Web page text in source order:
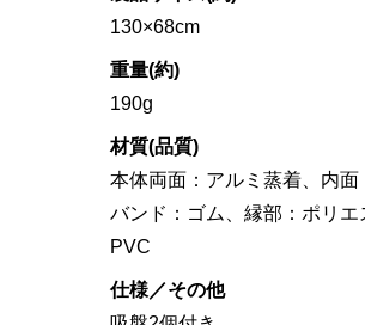
130×68cm
重量(約)
190g
材質(品質)
本体両面：アルミ蒸着、内
バンド：ゴム、縁部：ポリエ
PVC
仕様／その他